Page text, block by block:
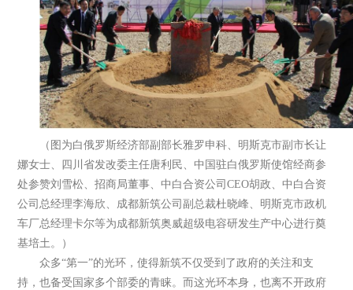
（图为白俄罗斯经济部副部长雅罗申科、明斯克市副市长让
娜女士、四川省发改委主任唐利民、中国驻白俄罗斯使馆经商参
处参赞刘雪松、招商局董事、中白合资公司CEO胡政、中白合资
公司总经理李海欣、成都新筑公司副总裁杜晓峰、明斯克市政机
车厂总经理卡尔等为成都新筑奥威超级电容研发生产中心进行奠
基培土。）
众多“第一”的光环，使得新筑不仅受到了政府的关注和支
持，也备受国家多个部委的青睐。而这光环本身，也离不开政府